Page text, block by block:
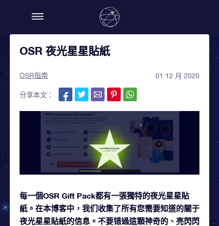
OSR 夜光星星貼紙
OSR指南 01 12 月 2020
分享本文：
每一個OSR Gift Pack都有一張獨特的夜光星星貼
紙。在本博客中，我们收集了所有您需要知道的關于
夜光星星貼紙的信息。不要错過這顆神奇的、亮閃閃